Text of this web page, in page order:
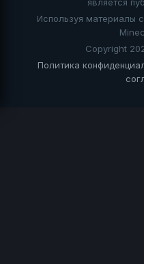
Используя материалы
Copyright
Политика